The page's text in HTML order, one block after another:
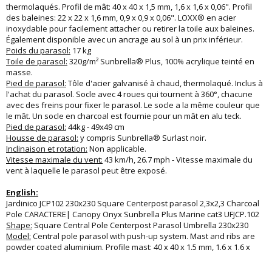
thermolaqués. Profil de mât: 40 x 40 x 1,5 mm, 1,6 x 1,6 x 0,06". Profil
des baleines: 22 x 22 x 1,6 mm, 0,9 x 0,9 x 0,06". LOXX® en acier
inoxydable pour facilement attacher ou retirer la toile aux baleines.
Également disponible avec un ancrage au sol à un prix inférieur.
Poids du parasol: 17 kg
Toile de parasol: 320g/m² Sunbrella® Plus, 100% acrylique teinté en
masse.
Pied de parasol: Tôle d'acier galvanisé à chaud, thermolaqué. Inclus à
l'achat du parasol. Socle avec 4 roues qui tournent à 360°, chacune
avec des freins pour fixer le parasol. Le socle a la même couleur que
le mât. Un socle en charcoal est fournie pour un mât en alu teck.
Pied de parasol: 44kg - 49x49 cm
Housse de parasol: y compris Sunbrella® Surlast noir.
Inclinaison et rotation: Non applicable.
Vitesse maximale du vent: 43 km/h, 26.7 mph - Vitesse maximale du
vent à laquelle le parasol peut être exposé.
English:
Jardinico JCP102 230x230 Square Centerpost parasol 2,3x2,3 Charcoal
Pole CARACTERE| Canopy Onyx Sunbrella Plus Marine cat3 UFJCP.102
Shape: Square Central Pole Centerpost Parasol Umbrella 230x230
Model: Central pole parasol with push-up system. Mast and ribs are
powder coated aluminium. Profile mast: 40 x 40 x 1.5 mm, 1.6 x 1.6 x